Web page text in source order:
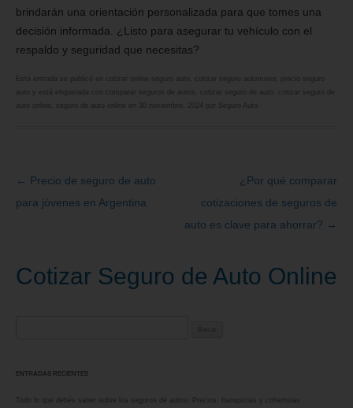
brindarán una orientación personalizada para que tomes una
decisión informada. ¿Listo para asegurar tu vehículo con el
respaldo y seguridad que necesitas?
cotizar online seguro auto cotizar seguro automotor
cotizar seguro de auto
cotizar seguro de
Seguro Auto
Navegación
de
← Precio de seguro de auto
para jóvenes en Argentina
¿Por qué comparar
cotizaciones de seguros de
auto es clave para ahorrar? →
Cotizar Seguro de Auto Online
ENTRADAS RECIENTES